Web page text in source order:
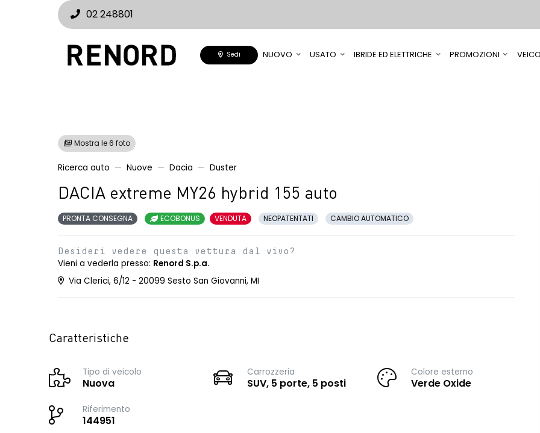
02 248801
Sedi NUOVO USATO IBRIDE ED ELETTRICHE PROMOZIONI
Mostra le 6 foto
Ricerca auto Nuove Dacia Duster
DACIA extreme MY26 hybrid 155 auto
PRONTA CONSEGNA ECOBONUS VENDUTA NEOPATENTATI CAMBIO AUTOMATICO
Desideri vedere questa vettura dal vivo?
Vieni a vederla presso: Renord S.p.a.
Via Clerici, 6/12 - 20099 Sesto San Giovanni, MI
Caratteristiche
Tipo di veicolo
Nuova
Carrozzeria
SUV, 5 porte, 5 posti
Colore esterno
Verde Oxide
Riferimento
144951